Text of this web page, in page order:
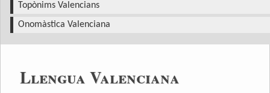
Topònims Valencians
Onomàstica Valenciana
Llengua Valenciana